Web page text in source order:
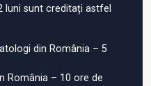
luni sunt creditați astfel
din România – 5
România – 10 ore de